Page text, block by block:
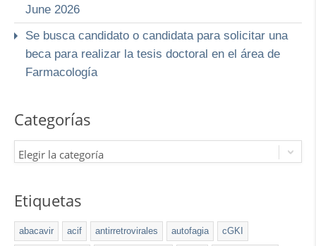
June 2026
Se busca candidato o candidata para solicitar una
beca para realizar la tesis doctoral en el área de
Farmacología
Categorías
Elegir la categoría
Etiquetas
abacavir acif antirretrovirales autofagia cGKI